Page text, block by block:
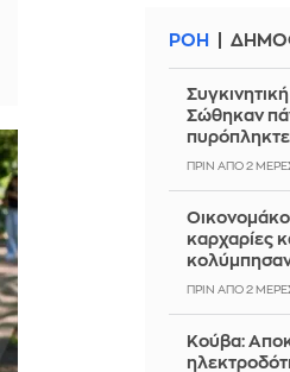
ΡΟΗ
Σώθηκαν
ΠΡΙΝ ΑΠΌ 2
καρχαρίες
ΠΡΙΝ ΑΠΌ 2
Κούβα: